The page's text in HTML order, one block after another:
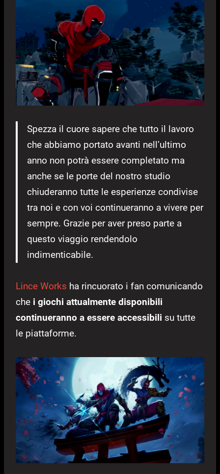
Spezza il cuore sapere che tutto il lavoro
che abbiamo portato avanti nell’ultimo
anno non potrà essere completato ma
anche se le porte del nostro studio
chiuderanno tutte le esperienze condivise
tra noi e con voi continueranno a vivere per
sempre. Grazie per aver preso parte a
questo viaggio rendendolo
indimenticabile.
Lince Works ha rincuorato i fan comunicando
che i giochi attualmente disponibili
continueranno a essere accessibili su tutte
le piattaforme.